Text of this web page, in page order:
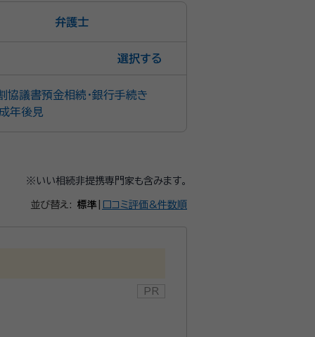
弁護士
選択
協議書預金相続・銀行手続き
年後見
※いい相続非提携専門家も含みます。
並び替え: 標準 口コミ評価&件数順